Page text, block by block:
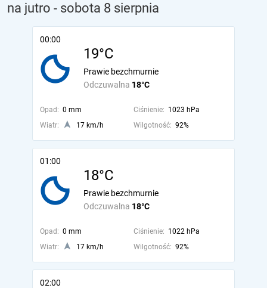
na jutro - sobota 8 sierpnia
00:00
19°C
Odczuwalna 18°C
Prawie bezchmurnie
Opad: 0 mm Ciśnienie: 1023 hPa
Wiatr:
17 km/h Wilgotność: 92%
01:00
18°C
Odczuwalna 18°C
Prawie bezchmurnie
Opad: 0 mm Ciśnienie: 1022 hPa
Wiatr:
17 km/h Wilgotność: 92%
02:00